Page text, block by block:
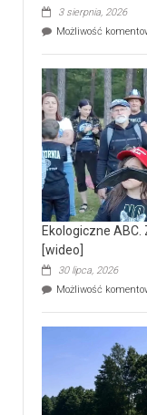
3 sierpnia, 2026
Możliwość
Ekologiczne
[wideo]
30 lipca, 2026
Możliwość